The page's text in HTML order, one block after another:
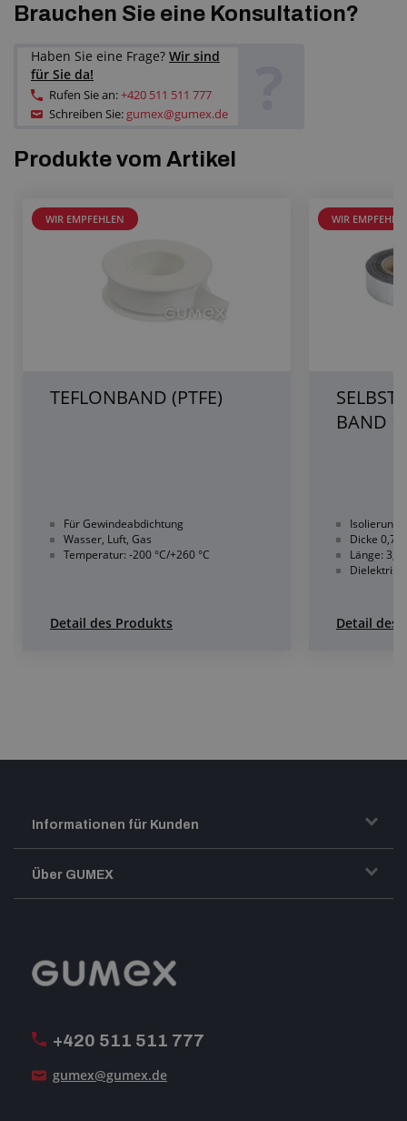
Brauchen Sie eine Konsultation?
Haben Sie eine Frage? Wir sind
für Sie da!
Rufen Sie an:+420 511 511 777
Schreiben Sie: gumex@gumex.de
Produkte vom Artikel
WIR EMPFEHLEN
TEFLONBAND (PTFE)
Für Gewindeabdichtung
Wasser, Luft, Gas
Temperatur: -200 °C/+260 °C
Detail des Produkts
WIR
BAND
Isolierung
Dicke 0,76
Länge: 3,5
Detail des
+420 511 511 777
gumex@gumex.de
Informationen für Kunden
Transport und Warenversand
Reklamation
Über GUMEX
GUMEX stellt sich vor